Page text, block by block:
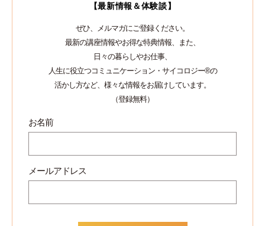
【最新情報＆体験談】
ぜひ、メルマガにご登録ください。
最新の講座情報やお得な特典情報、また、
日々の暮らしやお仕事、
人生に役立つコミュニケーション・サイコロジー®の
活かし方など、様々な情報をお届けしています。
（登録無料）
お名前
メールアドレス